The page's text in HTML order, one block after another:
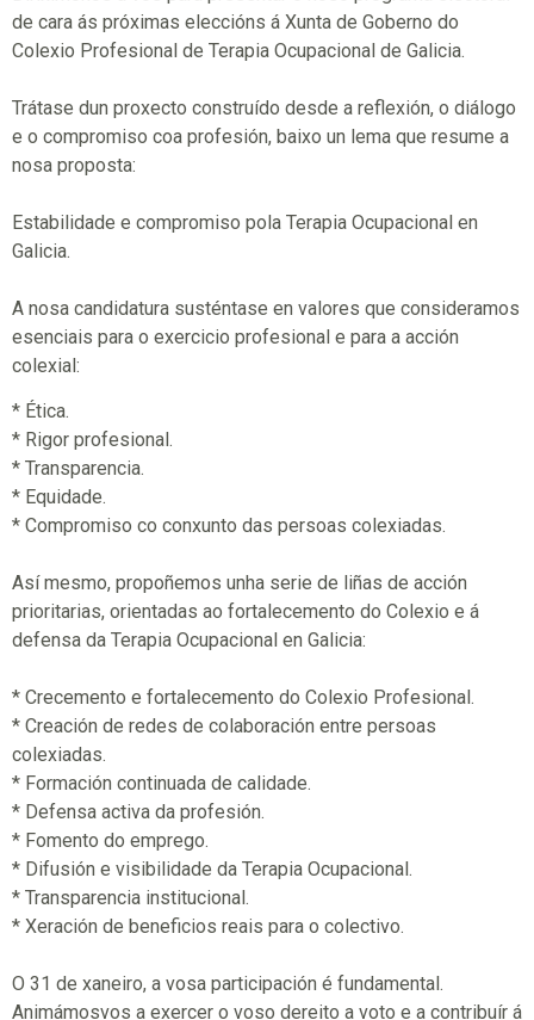
de cara ás próximas eleccións á Xunta de Goberno do
Colexio Profesional de Terapia Ocupacional de Galicia.
Trátase dun proxecto construído desde a reflexión, o diálogo
e o compromiso coa profesión, baixo un lema que resume a
nosa proposta:
Estabilidade e compromiso pola Terapia Ocupacional en
Galicia.
A nosa candidatura susténtase en valores que consideramos
esenciais para o exercicio profesional e para a acción
colexial:
* Ética.
* Rigor profesional.
* Transparencia.
* Equidade.
* Compromiso co conxunto das persoas colexiadas.
Así mesmo, propoñemos unha serie de liñas de acción
prioritarias, orientadas ao fortalecemento do Colexio e á
defensa da Terapia Ocupacional en Galicia:
* Crecemento e fortalecemento do Colexio Profesional.
* Creación de redes de colaboración entre persoas
colexiadas.
* Formación continuada de calidade.
* Defensa activa da profesión.
* Fomento do emprego.
* Difusión e visibilidade da Terapia Ocupacional.
* Transparencia institucional.
* Xeración de beneficios reais para o colectivo.
O 31 de xaneiro, a vosa participación é fundamental.
Animámosvos a exercer o voso dereito a voto e a contribuír á